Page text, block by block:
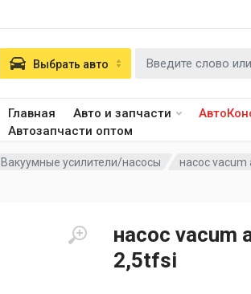
Главная Авто и запчасти
Автозапчасти оптом
Выбрать авто
Вакуумные усилители/насосы насос vacum
насос vacum
2,5tfsi